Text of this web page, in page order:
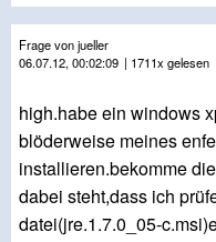
Frage von jueller
06.07.12, 00:02:09 | 1711x gelesen
high.habe ein windows
blöderweise meines
installieren.bekomme
dabei steht,dass ich
datei(jre.1.7.0_05-